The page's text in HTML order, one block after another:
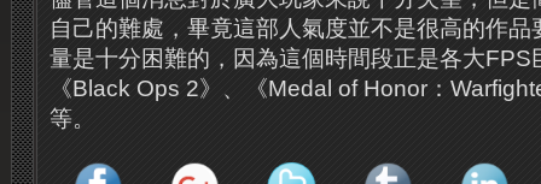
自己的難處，畢竟這部人氣度並不是很高的作
量是十分困難的，因為這個時間段正是各大FPS
《Black Ops 2》、《Medal of Honor：
等。